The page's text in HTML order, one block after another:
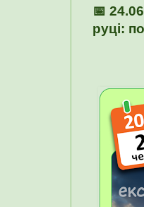
📅
руці: